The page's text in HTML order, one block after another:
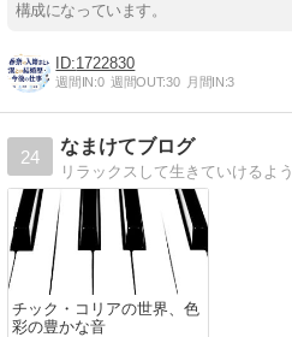
構成になっています。
1722830
週間IN:0 週間OUT:30 月間IN:3
24
なまけてブログ
チック・コリアの世界、色
彩の豊かな音